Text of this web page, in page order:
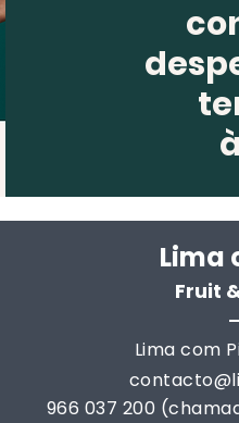
Lima
Fruit
Lima com
966 037 200